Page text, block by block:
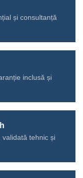
și consultanță
inclusă și
tehnic și